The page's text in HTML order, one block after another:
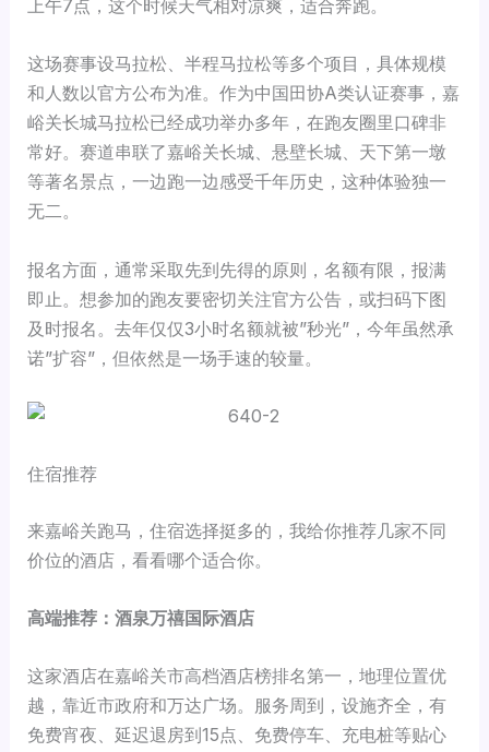
上午7点，这个时候天气相对凉爽，适合奔跑。
这场赛事设马拉松、半程马拉松等多个项目，具体规模
和人数以官方公布为准。作为中国田协A类认证赛事，嘉
峪关长城马拉松已经成功举办多年，在跑友圈里口碑非
常好。赛道串联了嘉峪关长城、悬壁长城、天下第一墩
等著名景点，一边跑一边感受千年历史，这种体验独一
无二。
报名方面，通常采取先到先得的原则，名额有限，报满
即止。想参加的跑友要密切关注官方公告，或扫码下图
及时报名。去年仅仅3小时名额就被”秒光”，今年虽然承
诺”扩容”，但依然是一场手速的较量。
住宿推荐
来嘉峪关跑马，住宿选择挺多的，我给你推荐几家不同
价位的酒店，看看哪个适合你。
高端推荐：酒泉万禧国际酒店
这家酒店在嘉峪关市高档酒店榜排名第一，地理位置优
越，靠近市政府和万达广场。服务周到，设施齐全，有
免费宵夜、延迟退房到15点、免费停车、充电桩等贴心